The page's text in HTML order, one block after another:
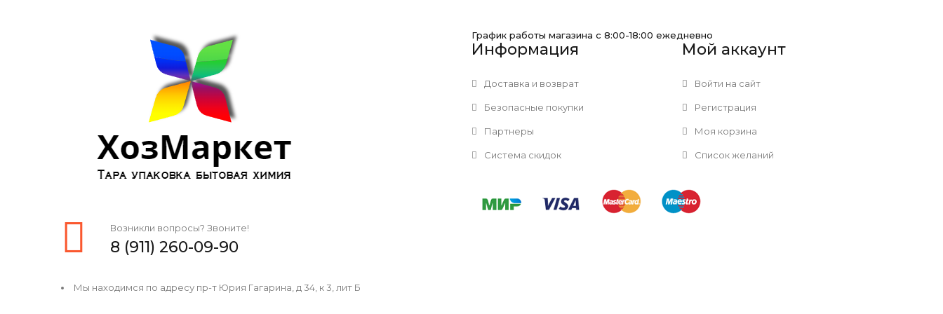
Возникли вопросы? Звоните!
8 (911) 260-09-90
Мы находимся по адресу пр-т Юрия Гагарина, д 34, к 3, лит Б
График работы магазина с 8:00-18:00 ежедневно
Информация
Доставка и возврат
Безопасные покупки
Партнеры
Система скидок
Мой аккаунт
Войти на сайт
Регистрация
Моя корзина
Список желаний